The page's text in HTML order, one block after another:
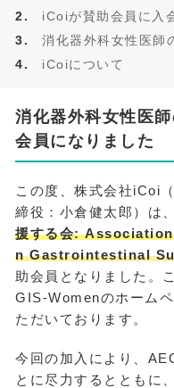
iCoiが賛助会員に入
消化器外科女性医師
iCoiについて
消化器外科女性医
会員になりました
この度、株式会社iCoi
締役：小倉健太郎）は、
援する会:
n Gastrointestinal
助会員となりました。
GIS-Womenのホーム
ただいております。
今回の加入により、
とに尽力するとともに